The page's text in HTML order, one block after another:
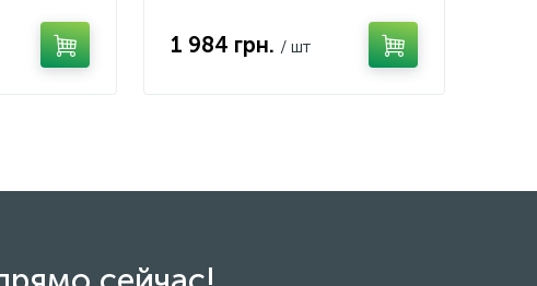
1 984 грн. / шт